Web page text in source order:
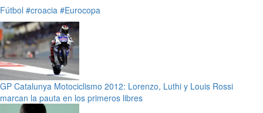
Fútbol #croacia #Eurocopa
GP Catalunya Motociclismo 2012: Lorenzo, Luthi y Louis Rossi
marcan la pauta en los primeros libres